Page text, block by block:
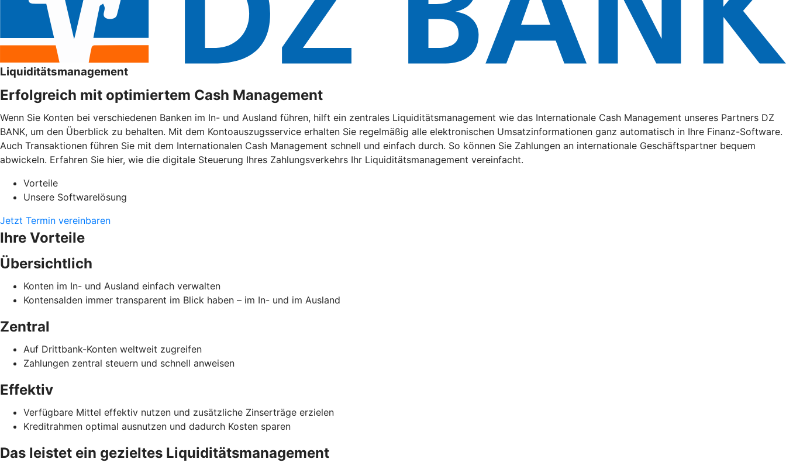
Liquiditätsmanagement
Erfolgreich mit optimiertem Cash Management
Wenn Sie Konten bei verschiedenen Banken im In- und Ausland führen, hilft ein zentrales Liquiditätsmanagement wie das Internationale Cash Management unseres Partners DZ
BANK, um den Überblick zu behalten. Mit dem Kontoauszugsservice erhalten Sie regelmäßig alle elektronischen Umsatzinformationen ganz automatisch in Ihre Finanz-Software.
Auch Transaktionen führen Sie mit dem Internationalen Cash Management schnell und einfach durch. So können Sie Zahlungen an internationale Geschäftspartner bequem
abwickeln. Erfahren Sie hier, wie die digitale Steuerung Ihres Zahlungsverkehrs Ihr Liquiditätsmanagement vereinfacht.
Vorteile
Unsere Softwarelösung
Jetzt Termin vereinbaren
Ihre Vorteile
Übersichtlich
Konten im In- und Ausland einfach verwalten
Kontensalden immer transparent im Blick haben – im In- und im Ausland
Zentral
Auf Drittbank-Konten weltweit zugreifen
Zahlungen zentral steuern und schnell anweisen
Effektiv
Verfügbare Mittel effektiv nutzen und zusätzliche Zinserträge erzielen
Kreditrahmen optimal ausnutzen und dadurch Kosten sparen
Das leistet ein gezieltes Liquiditätsmanagement